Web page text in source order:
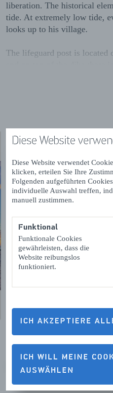
Diese Website
Diese Website verwendet
klicken, erteilen Sie Ihre
Folgenden aufgeführten
individuelle Auswahl treffen,
manuell zustimmen.
Funktional
Funktionale Cookies
gewährleisten, dass die
Website reibungslos
funktioniert.
ICH AKZEPTIERE
ICH WILL MEINE
AUSWÄHLEN
liberation. The historical
tide. At extremely low tide,
looks up to his village.
The lifeguard post is
VORIGE VOLGENDE